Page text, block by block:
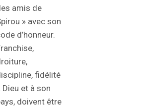
amis de
» avec son
d’honneur.
fidélité
Dieu et à son
doivent être